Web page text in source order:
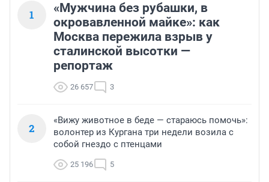
1
«Мужчина без рубашки, в
окровавленной майке»: как
Москва пережила взрыв у
сталинской высотки —
репортаж
26 657 3
2
«Вижу животное в беде — стараюсь помочь»:
волонтер из Кургана три недели возила с
собой гнездо с птенцами
25 196 5